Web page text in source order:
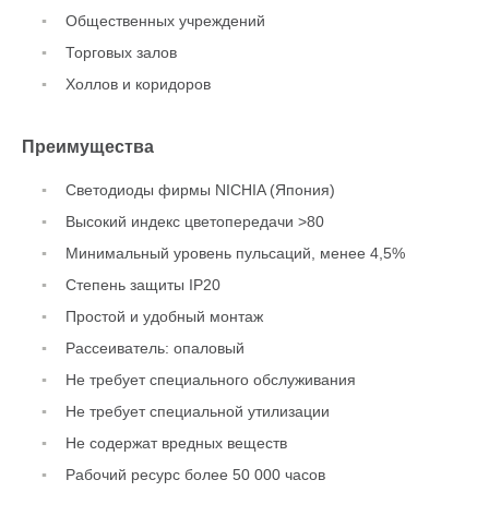
Общественных учреждений
Торговых залов
Холлов и коридоров
Преимущества
Светодиоды фирмы NICHIA (Япония)
Высокий индекс цветопередачи >80
Минимальный уровень пульсаций, менее 4,5%
Степень защиты IP20
Простой и удобный монтаж
Рассеиватель: опаловый
Не требует специального обслуживания
Не требует специальной утилизации
Не содержат вредных веществ
Рабочий ресурс более 50 000 часов